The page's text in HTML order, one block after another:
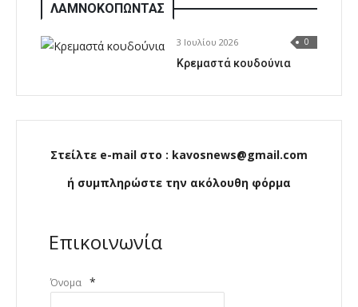
ΛΑΜΝΟΚΟΠΩΝΤΑΣ
3 Ιουλίου 2026 0
Κρεμαστά κουδούνια
Στείλτε e-mail στο : kavosnews@gmail.com
ή συμπληρώστε την ακόλουθη φόρμα
Επικοινωνία
Όνομα *